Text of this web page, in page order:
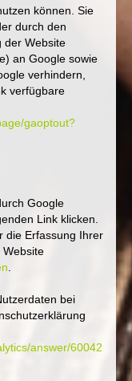
können. Sie
durch den
der Website
an Google sowie
verhindern,
verfügbare
gaoptout?
Google
Link klicken.
die Erfassung Ihrer
Website
bei
answer/60042